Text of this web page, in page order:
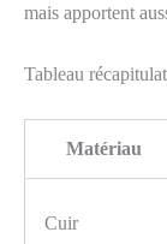
mais apportent
Tableau
Matériau
Cuir